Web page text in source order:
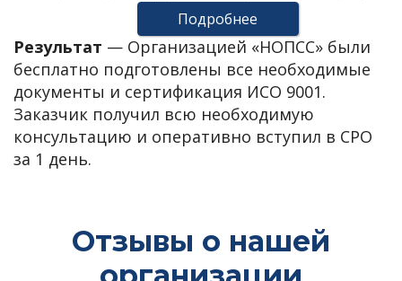
по вступлению в СРО. Вступая в СРО через
аккредитованную организацию «НОПСС»,
компания получает сертификат ИСО 9001 в
подарок.
Подробнее
Результат — Организацией «НОПСС» были
бесплатно подготовлены все необходимые
документы и сертификация ИСО 9001.
Заказчик получил всю необходимую
консультацию и оперативно вступил в СРО
за 1 день.
Отзывы о нашей